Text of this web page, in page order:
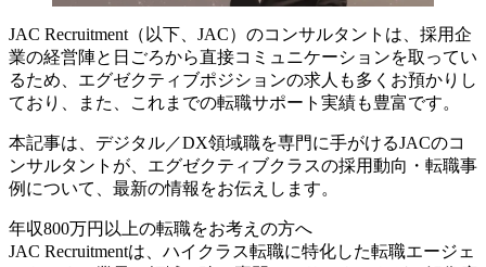
JAC Recruitment（以下、JAC）のコンサルタントは、採用企
業の経営陣と日ごろから直接コミュニケーションを取ってい
るため、エグゼクティブポジションの求人も多くお預かりし
ており、また、これまでの転職サポート実績も豊富です。
本記事は、デジタル／DX領域職を専門に手がけるJACのコ
ンサルタントが、エグゼクティブクラスの採用動向・転職事
例について、最新の情報をお伝えします。
年収800万円以上の転職をお考えの方へ
JAC Recruitmentは、ハイクラス転職に特化した転職エージェ